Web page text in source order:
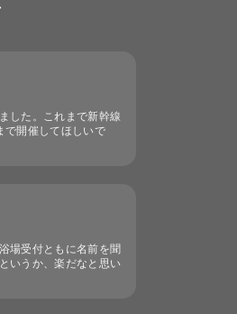
した。これまで新幹線
で開催してほしいで
場受付ともに名前を聞
いうか、楽だなと思い